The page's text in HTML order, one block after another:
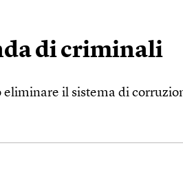
di criminali
il sistema di